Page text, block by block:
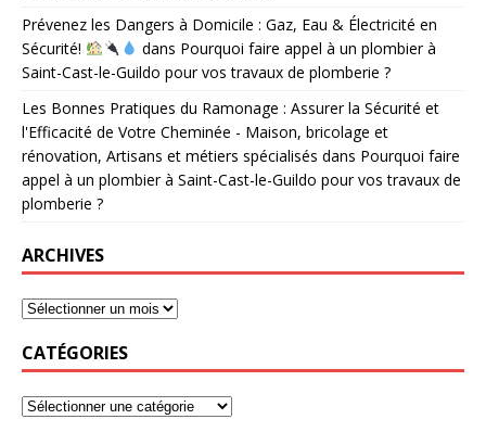
Prévenez les Dangers à Domicile : Gaz, Eau & Électricité en
Sécurité!
dans Pourquoi faire appel à un plombier à
Saint-Cast-le-Guildo pour vos travaux de plomberie ?
Les Bonnes Pratiques du Ramonage : Assurer la Sécurité et
l'Efficacité de Votre Cheminée - Maison, bricolage et
rénovation, Artisans et métiers spécialisés dans Pourquoi faire
appel à un plombier à Saint-Cast-le-Guildo pour vos travaux de
plomberie ?
ARCHIVES
CATÉGORIES